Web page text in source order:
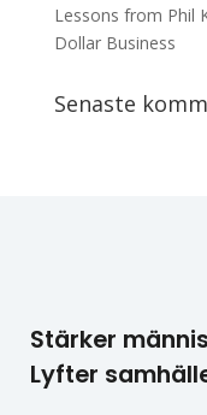
Lessons from Phil
Dollar Business
Senaste
Stärker
Lyfter